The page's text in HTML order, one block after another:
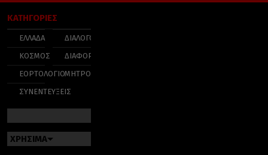
ΚΑΤΗΓΟΡΙΕΣ
ΕΛΛΑΔΑ
ΚΟΣΜΟΣ
ΕΟΡΤΟΛΟΓΙΟ
ΣΥΝΕΝΤΕΥΞΕΙΣ
ΔΙΑΛΟΓΟΣ
ΔΙΑΦΟΡΑ
ΜΗΤΡΟΠΟΛΕΙΣ
ΧΡΗΣΙΜΑ